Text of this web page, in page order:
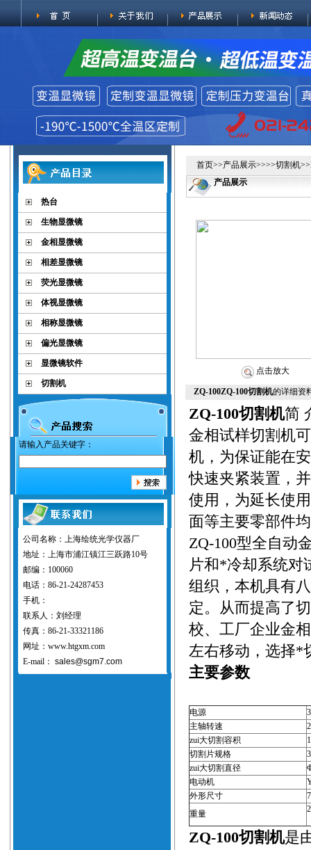
热台
生物显微镜
金相显微镜
相差显微镜
荧光显微镜
体视显微镜
相称显微镜
偏光显微镜
显微镜软件
切割机
请输入产品关键字：
公司名称：上海绘统光学仪器厂
地址：上海市浦江镇江三跃路10号
邮编：100060
电话：86-21-24287453
手机：
联系人：刘经理
传真：86-21-33321186
网址：www.htgxm.com
E-mail： sales@sgm7.com
首页>>产品展示>>>>切割机
产品展示
点击放大
ZQ-100ZQ-100切割机的详细资
ZQ-100切割机简
金相试样切割机
机，为保证能在
快速夹紧装置，
使用，为延长使
面等主要零部件
ZQ-100型全自动
片和*冷却系统对
组织，本机具有
定。从而提高了
校、工厂企业金
左右移动，选择*
主要参数
电源
主轴转速
zui大切割容积
切割片规格
zui大切割直径
电动机
外形尺寸
重量
ZQ-100切割机是